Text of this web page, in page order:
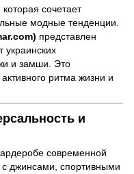
сочетает
модные тенденции.
представлен
украинских
и замши. Это
ритма жизни и
и
современной
джинсами, спортивными